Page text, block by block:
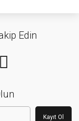
Edin
Kayıt Ol